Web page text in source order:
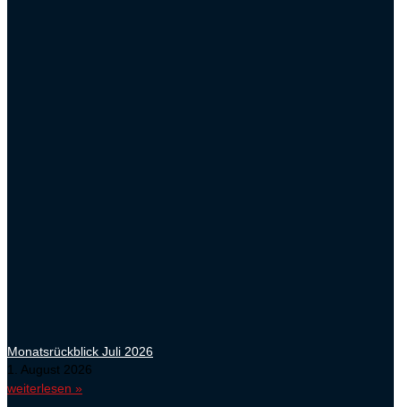
Monatsrückblick Juli 2026
1. August 2026
weiterlesen »